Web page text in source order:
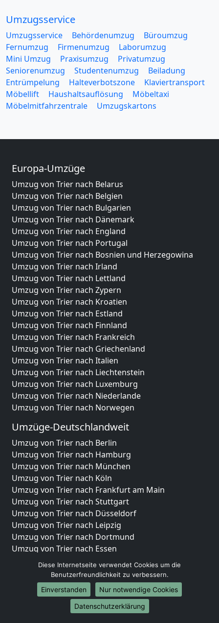
Umzugsservice
Umzugsservice Behördenumzug
Büroumzug
Fernumzug
Firmenumzug
Laborumzug
Mini Umzug
Praxisumzug
Privatumzug
Seniorenumzug
Studentenumzug
Beiladung
Entrümpelung
Halteverbotszone
Klaviertransport
Möbellift
Haushaltsauflösung
Möbeltaxi
Möbelmitfahrzentrale
Umzugskartons
Europa-Umzüge
Umzug von Trier nach Belarus
Umzug von Trier nach Belgien
Umzug von Trier nach Bulgarien
Umzug von Trier nach Dänemark
Umzug von Trier nach England
Umzug von Trier nach Portugal
Umzug von Trier nach Bosnien und Herzegowina
Umzug von Trier nach Irland
Umzug von Trier nach Lettland
Umzug von Trier nach Zypern
Umzug von Trier nach Kroatien
Umzug von Trier nach Estland
Umzug von Trier nach Finnland
Umzug von Trier nach Frankreich
Umzug von Trier nach Griechenland
Umzug von Trier nach Italien
Umzug von Trier nach Liechtenstein
Umzug von Trier nach Luxemburg
Umzug von Trier nach Niederlande
Umzug von Trier nach Norwegen
Umzüge-Deutschlandweit
Umzug von Trier nach Berlin
Umzug von Trier nach Hamburg
Umzug von Trier nach München
Umzug von Trier nach Köln
Umzug von Trier nach Frankfurt am Main
Umzug von Trier nach Stuttgart
Umzug von Trier nach Düsseldorf
Umzug von Trier nach Leipzig
Umzug von Trier nach Dortmund
Umzug von Trier nach Essen
Umzug von Trier nach Bremen
Umzug von Trier nach Dresden
Umzug von Trier nach Hannover
Umzug von Trier nach Nürnberg
Umzug von Trier nach Duisburg
Diese Internetseite verwendet Cookies um die
Benutzerfreundlichkeit zu verbessern.
Einverstanden
Nur notwendige Cookies
Datenschutzerklärung